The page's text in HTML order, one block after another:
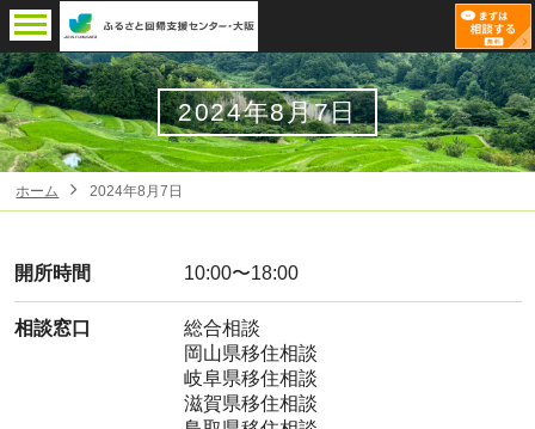
2024年8月7日
ホーム 2024年8月7日
開所時間 10:00〜18:00
相談窓口
総合相談
岡山県移住相談
岐阜県移住相談
滋賀県移住相談